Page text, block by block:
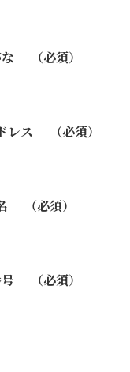
（必須）
レス （必須）
（必須）
（必須）